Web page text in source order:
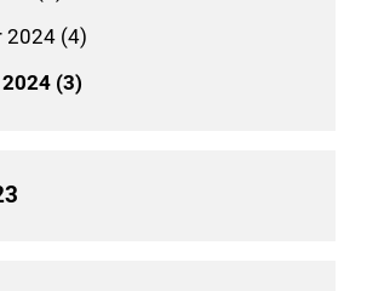
2024 (4)
(3)